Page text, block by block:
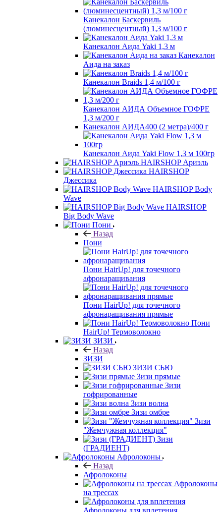
Канекалон Баскервиль
(люминесцентный) 1,3 м/100 г
Канекалон Аида Yaki 1,3 м
Канекалон
Аида на заказ
Канекалон Braids 1,4 м/100 г
Канекалон АИДА Объемное ГОФРЕ
1,3 м/200 г
Канекалон АИДА400 (2 метра)/400 г
Канекалон Аида Yaki Flow 1,3 м 100гр
HAIRSHOP Ариэль
HAIRSHOP
Джессика
HAIRSHOP Body
Wave
HAIRSHOP
Big Body Wave
Пони
Назад
Пони
Пони HairUp! для точечного
афронаращивания
Пони HairUp! для точечного
афронаращивания прямые
Пони
HairUp! Термоволокно
ЗИЗИ
Назад
ЗИЗИ
ЗИЗИ СЬЮ
Зизи прямые
Зизи
гофрированные
Зизи волна
Зизи омбре
Зизи
"Жемчужная коллекция"
Зизи
(ГРАДИЕНТ)
Афролоконы
Назад
Афролоконы
Афролоконы
на трессах
Афролоконы для вплетения